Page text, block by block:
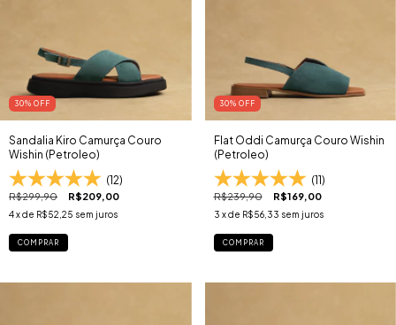
30% OFF
Sandalia Kiro Camurça Couro
Wishin (Petroleo)
(12)
R$299,90 R$209,00
4x de R$52,25 sem juros
COMPRAR
30% OFF
Flat Oddi Camurça Couro Wishin
(Petroleo)
(11)
R$239,90 R$169,00
3 x de R$56,33 sem juros
COMPRAR